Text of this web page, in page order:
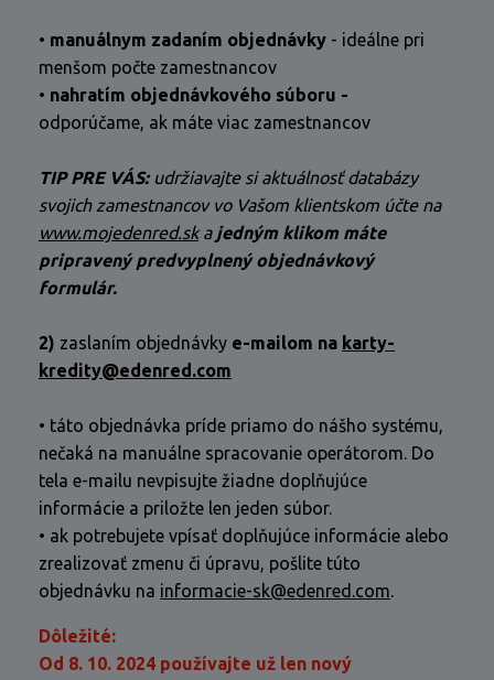
• manuálnym zadaním objednávky - ideálne pri
menšom počte zamestnancov
• nahratím objednávkového súboru -
odporúčame, ak máte viac zamestnancov
TIP PRE VÁS:udržiavajte si aktuálnosť databázy
svojich zamestnancov vo Vašom klientskom účte na
www.mojedenred.ska jedným klikom máte
pripravený predvyplnený objednávkový
formulár.
2) zaslaním objednávky e-mailom na karty-
kredity@edenred.com
• táto objednávka príde priamo do nášho systému,
nečaká na manuálne spracovanie operátorom. Do
tela e-mailu nevpisujte žiadne doplňujúce
informácie a priložte len jeden súbor.
• ak potrebujete vpísať doplňujúce informácie alebo
zrealizovať zmenu či úpravu, pošlite túto
objednávku na informacie-sk@edenred.com.
Dôležité:
Od 8. 10. 2024 používajte už len nový